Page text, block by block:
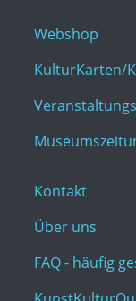
Webshop
KulturKarten/
Kontakt
Über uns
FAQ - häufig